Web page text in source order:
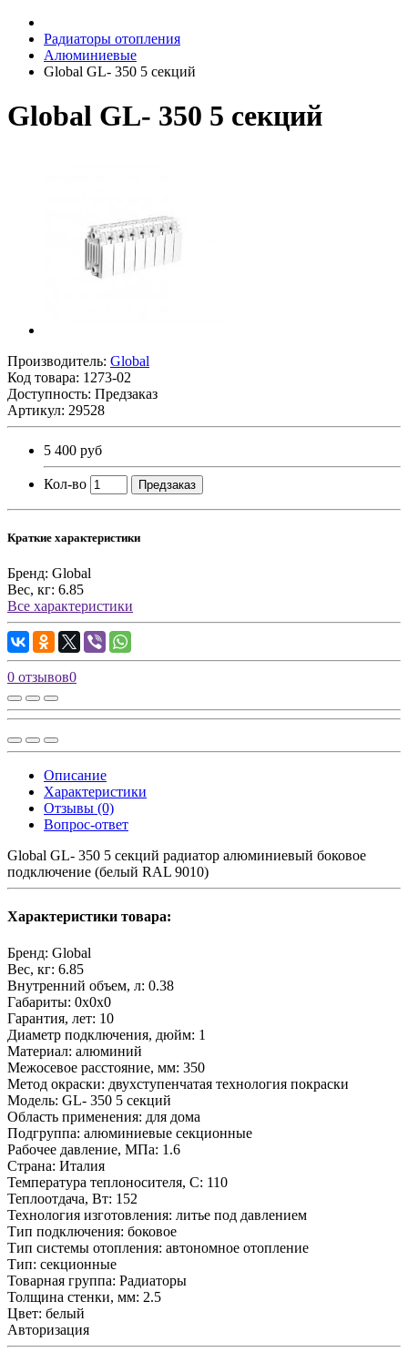
Радиаторы отопления
Алюминиевые
Global GL- 350 5 секций
Global GL- 350 5 секций
Производитель: Global
Код товара: 1273-02
Доступность: Предзаказ
Артикул: 29528
5 400 руб
Кол-во Предзаказ
Краткие характеристики
Бренд: Global
Вес, кг: 6.85
Все характеристики
0 отзывов0
Описание
Характеристики
Отзывы (0)
Вопрос-ответ
Global GL- 350 5 секций радиатор алюминиевый боковое
подключение (белый RAL 9010)
Характеристики товара:
Бренд: Global
Вес, кг: 6.85
Внутренний объем, л: 0.38
Габариты: 0x0x0
Гарантия, лет: 10
Диаметр подключения, дюйм: 1
Материал: алюминий
Межосевое расстояние, мм: 350
Метод окраски: двухступенчатая технология покраски
Модель: GL- 350 5 секций
Область применения: для дома
Подгруппа: алюминиевые секционные
Рабочее давление, МПа: 1.6
Страна: Италия
Температура теплоносителя, С: 110
Теплоотдача, Вт: 152
Технология изготовления: литье под давлением
Тип подключения: боковое
Тип системы отопления: автономное отопление
Тип: секционные
Товарная группа: Радиаторы
Толщина стенки, мм: 2.5
Цвет: белый
Авторизация